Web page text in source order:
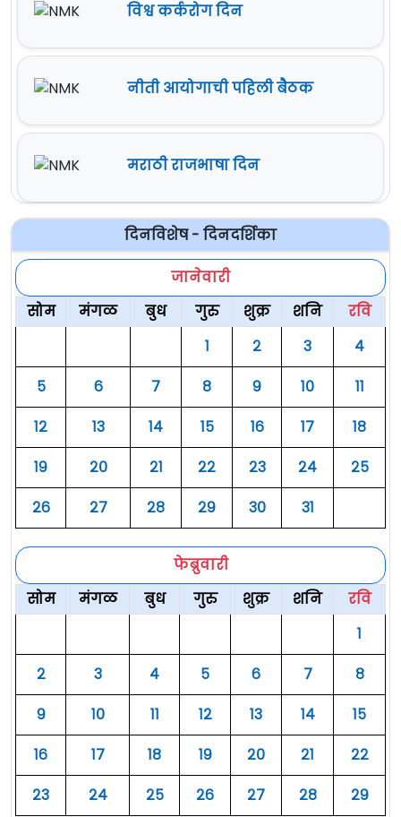
विश्व कर्करोग दिन
नीती आयोगाची पहिली बैठक
मराठी राजभाषा दिन
दिनविशेष - दिनदर्शिका
जानेवारी
सोम
मंगळ बुध गुरु शुक्र शनि
रवि
१
२ ३
४
५
६ ७ ८ ९ १०
११
१२
१३ १४ १५ १६ १७
१८
१९
२० २१ २२ २३ २४
२५
२६
२७ २८ २९ ३० ३१
फेब्रुवारी
सोम
मंगळ बुध गुरु शुक्र शनि
रवि
१
२
३ ४ ५ ६ ७
८
९
१० ११ १२ १३ १४
१५
१६
१७ १८ १९ २० २१
२२
२३
२४ २५ २६ २७ २८ २९